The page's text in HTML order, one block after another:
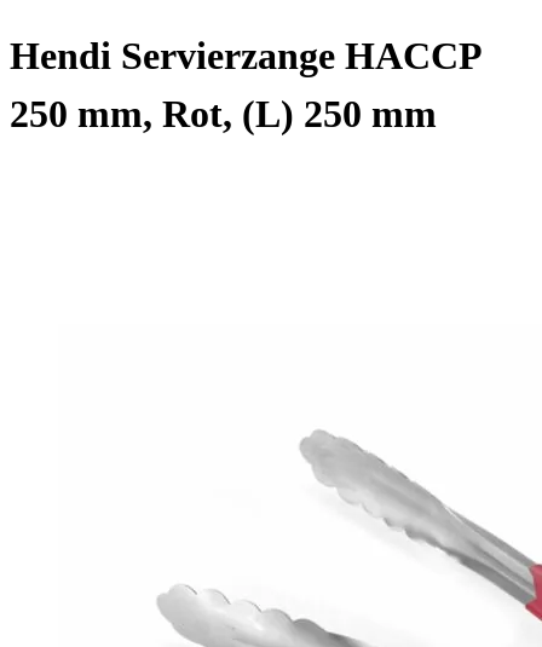
Hendi Servierzange HACCP
250 mm, Rot, (L) 250 mm